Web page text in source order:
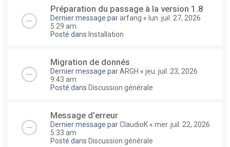
Préparation du passage à la version 1.8
Dernier message pararfang « lun. juil. 27, 2026
5:29 am
Posté dans Installation
Migration de donnés
Dernier message parARGH « jeu. juil. 23, 2026
9:43 am
Posté dans Discussion générale
Message d'erreur
Dernier message parClaudioK « mer. juil. 22, 2026
5:33 am
Posté dans Discussion générale